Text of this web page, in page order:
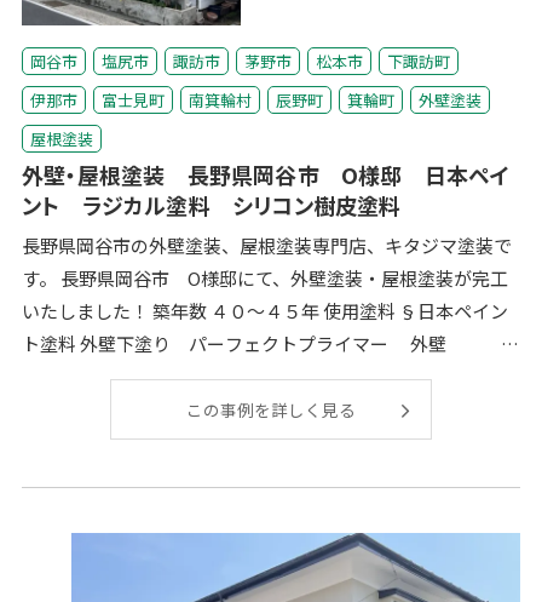
岡谷市 塩尻市 諏訪市 茅野市 松本市
下諏訪町
伊那市
富士見町 南箕輪村 辰野町 箕輪町
外壁塗装
屋根塗装
外壁・屋根塗装 長野県岡谷市 O様邸 日本ペイ
ント ラジカル塗料 シリコン樹皮塗料
長野県岡谷市の外壁塗装、屋根塗装専門店、キタジマ塗装で
す。 長野県岡谷市 O様邸にて、外壁塗装・屋根塗装が完工
いたしました！ 築年数 ４０～４５年 使用塗料 §日本ペイン
ト塗料 外壁下塗り パーフェクトプライマー 外壁
この事例を詳しく見る